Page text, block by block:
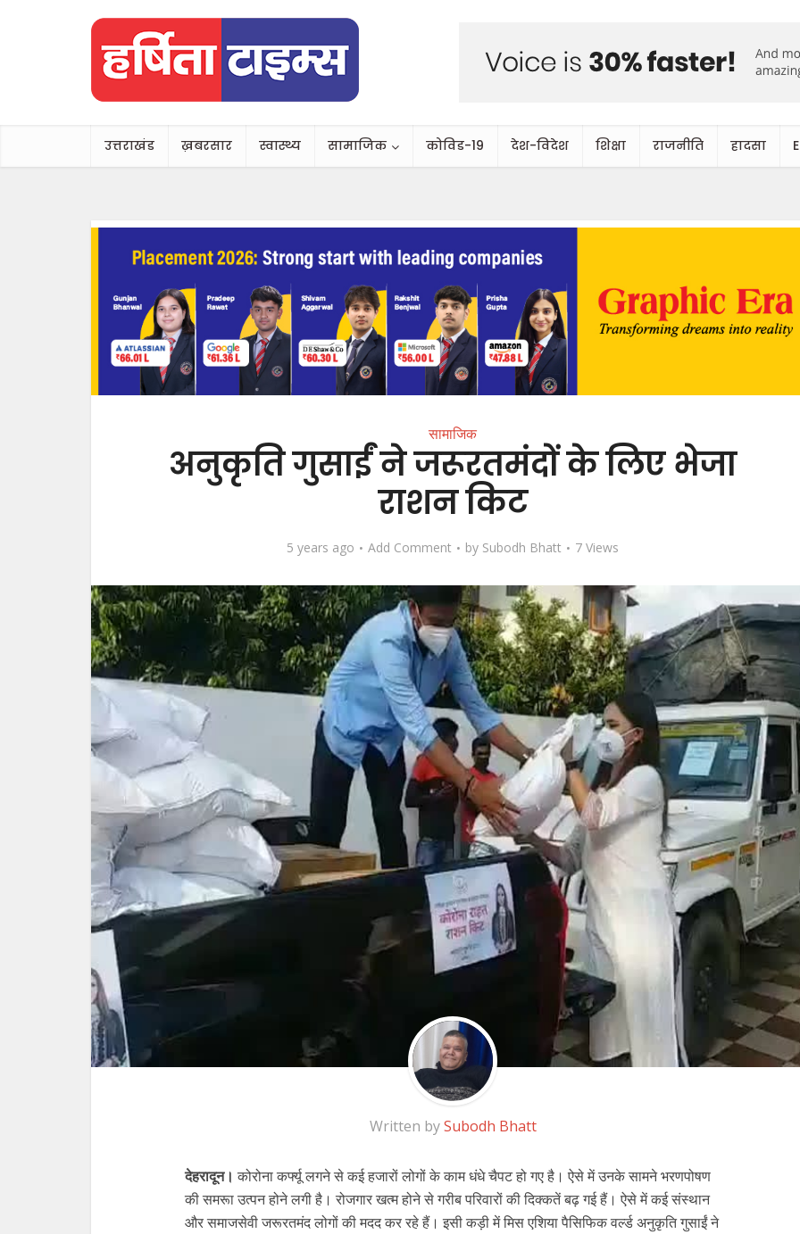
उत्तराखंड ख़बरसार स्वास्थ्य सामाजिक कोविड-19 देश-विदेश शिक्षा राजनीति हादसा
सामाजिक
अनुकृति गुसाईं ने जरूरतमंदों के लिए भेजा
राशन किट
5 years ago Add Comment by Subodh Bhatt 7 Views
Written bySubodh Bhatt
देहरादून। कोरोना कर्फ्यू लगने से कई हजारों लोगों के काम धंधे चैपट हो गए है। ऐसे में उनके सामने भरणपोषण
की समरूा उत्पन होने लगी है। रोजगार खत्म होने से गरीब परिवारों की दिक्कतें बढ़ गई हैं। ऐसे में कई संस्थान
और समाजसेवी जरूरतमंद लोगों की मदद कर रहे हैं। इसी कड़ी में मिस एशिया पैसिफिक वर्ल्ड अनुकृति गुसाईं ने